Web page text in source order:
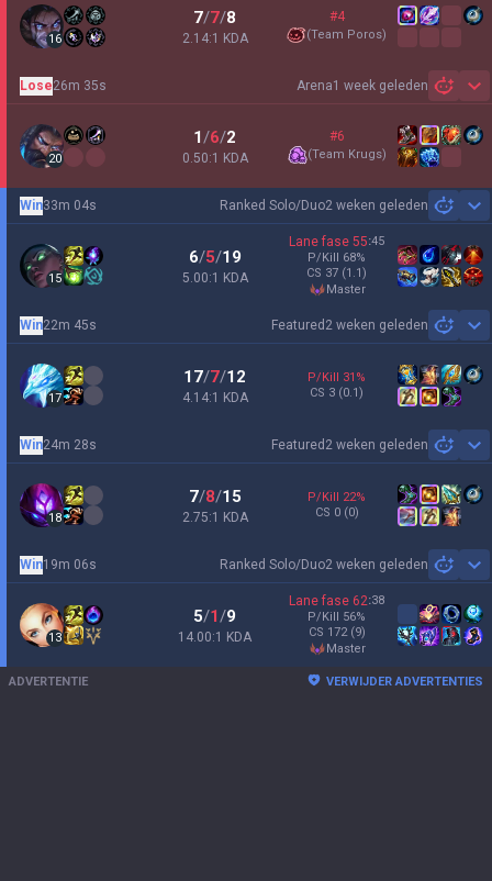
16
7/7/8
2.14:1 KDA
#4
(Team Poros)
Arena1 week geleden
Lose26m 35s
20
1/6/2
0.50:1 KDA
#6
(Team Krugs)
Ranked Solo/Duo2 weken geleden
Win33m 04s
15
6/5/19
5.00:1 KDA
Lane fase 55:45
P/Kill 68%
CS 37 (1.1)
master
Featured 2 weken geleden
Win22m 45s
17
17/7/12
4.14:1 KDA
P/Kill 31 %
CS 3 (0.1)
Featured 2 weken geleden
Win24m 28s
18
7/8/15
2.75:1 KDA
P/Kill 22%
CS 0 (0)
Ranked Solo/Duo2 weken geleden
Win19m 06s
13
5/1/9
14.00:1 KDA
Lane fase 62:38
P/Kill 56%
CS 172 (9)
master
ADVERTENTIE VERWIJDER ADVERTENTIES